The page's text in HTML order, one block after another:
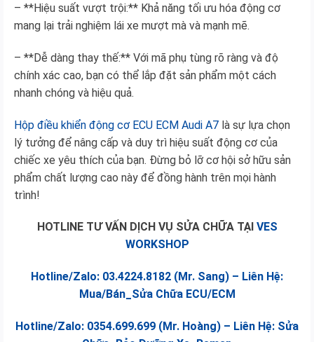
– **Hiệu suất vượt trội:** Khả năng tối ưu hóa động cơ
mang lại trải nghiệm lái xe mượt mà và mạnh mẽ.
– **Dễ dàng thay thế:** Với mã phụ tùng rõ ràng và độ
chính xác cao, bạn có thể lắp đặt sản phẩm một cách
nhanh chóng và hiệu quả.
Hộp điều khiển động cơ ECU ECM Audi A7 là sự lựa chọn
lý tưởng để nâng cấp và duy trì hiệu suất động cơ của
chiếc xe yêu thích của bạn. Đừng bỏ lỡ cơ hội sở hữu sản
phẩm chất lượng cao này để đồng hành trên mọi hành
trình!
HOTLINE TƯ VẤN DỊCH VỤ SỬA CHỮA TẠI VES
WORKSHOP
Hotline/Zalo: 03.4224.8182 (Mr. Sang) – Liên Hệ:
Mua/Bán_Sửa Chữa ECU/ECM
Hotline/Zalo: 0354.699.699 (Mr. Hoàng) – Liên Hệ: Sửa